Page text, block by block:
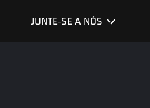
JUNTE-SE A NÓS